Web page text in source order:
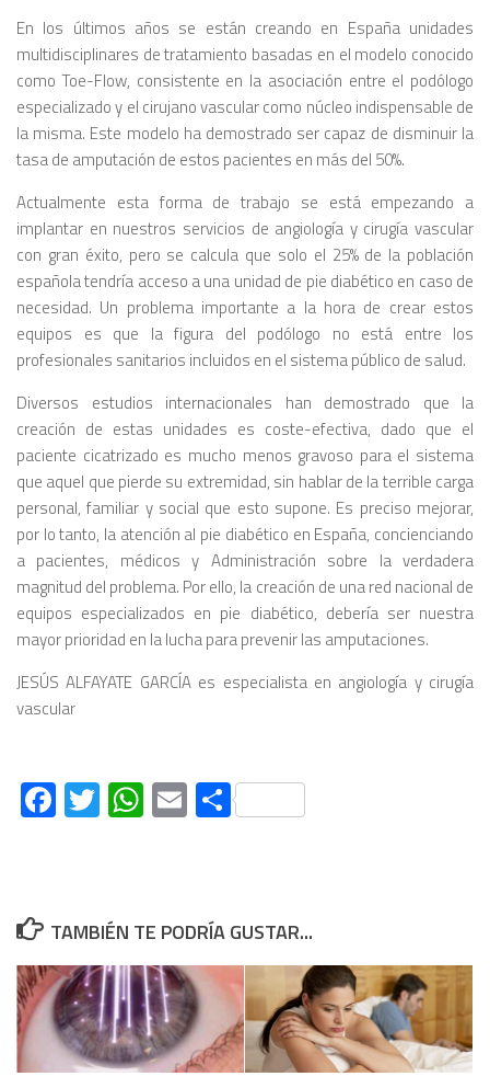
En los últimos años se están creando en España unidades
multidisciplinares de tratamiento basadas en el modelo conocido
como Toe-Flow, consistente en la asociación entre el podólogo
especializado y el cirujano vascular como núcleo indispensable de
la misma. Este modelo ha demostrado ser capaz de disminuir la
tasa de amputación de estos pacientes en más del 50%.
Actualmente esta forma de trabajo se está empezando a
implantar en nuestros servicios de angiología y cirugía vascular
con gran éxito, pero se calcula que solo el 25% de la población
española tendría acceso a una unidad de pie diabético en caso de
necesidad. Un problema importante a la hora de crear estos
equipos es que la figura del podólogo no está entre los
profesionales sanitarios incluidos en el sistema público de salud.
Diversos estudios internacionales han demostrado que la
creación de estas unidades es coste-efectiva, dado que el
paciente cicatrizado es mucho menos gravoso para el sistema
que aquel que pierde su extremidad, sin hablar de la terrible carga
personal, familiar y social que esto supone. Es preciso mejorar,
por lo tanto, la atención al pie diabético en España, concienciando
a pacientes, médicos y Administración sobre la verdadera
magnitud del problema. Por ello, la creación de una red nacional de
equipos especializados en pie diabético, debería ser nuestra
mayor prioridad en la lucha para prevenir las amputaciones.
JESÚS ALFAYATE GARCÍA es especialista en angiología y cirugía
vascular
Facebook
Twitter
WhatsApp
EmailCompartir
TAMBIÉN TE PODRÍA GUSTAR...